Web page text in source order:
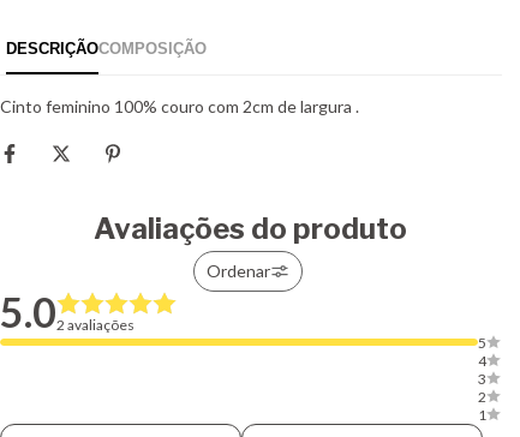
Avaliações do produto
Ordenar
5.02 avaliações
5
4
3
2
1